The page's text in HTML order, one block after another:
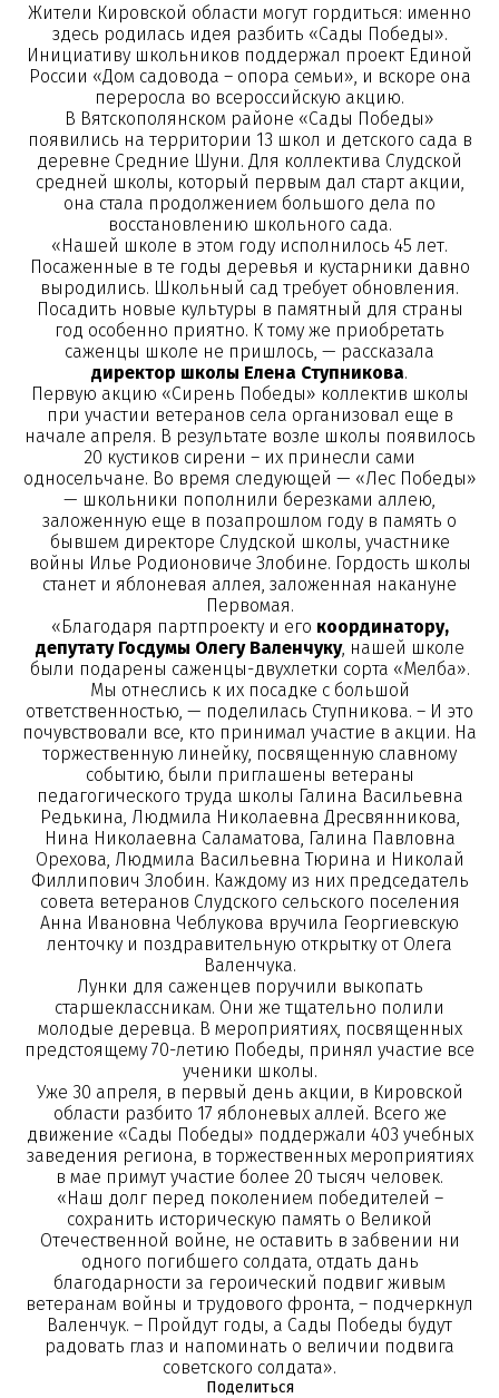
Жители Кировской области могут гордиться: именно
здесь родилась идея разбить «Сады Победы».
Инициативу школьников поддержал проект Единой
России «Дом садовода – опора семьи», и вскоре она
переросла во всероссийскую акцию.
В Вятскополянском районе «Сады Победы»
появились на территории 13 школ и детского сада в
деревне Средние Шуни. Для коллектива Слудской
средней школы, который первым дал старт акции,
она стала продолжением большого дела по
восстановлению школьного сада.
«Нашей школе в этом году исполнилось 45 лет.
Посаженные в те годы деревья и кустарники давно
выродились. Школьный сад требует обновления.
Посадить новые культуры в памятный для страны
год особенно приятно. К тому же приобретать
саженцы школе не пришлось, — рассказала
директор школы Елена Ступникова.
Первую акцию «Сирень Победы» коллектив школы
при участии ветеранов села организовал еще в
начале апреля. В результате возле школы появилось
20 кустиков сирени – их принесли сами
односельчане. Во время следующей — «Лес Победы»
— школьники пополнили березками аллею,
заложенную еще в позапрошлом году в память о
бывшем директоре Слудской школы, участнике
войны Илье Родионовиче Злобине. Гордость школы
станет и яблоневая аллея, заложенная накануне
Первомая.
«Благодаря партпроекту и его координатору,
депутату Госдумы Олегу Валенчуку, нашей школе
были подарены саженцы-двухлетки сорта «Мелба».
Мы отнеслись к их посадке с большой
ответственностью, — поделилась Ступникова. – И это
почувствовали все, кто принимал участие в акции. На
торжественную линейку, посвященную славному
событию, были приглашены ветераны
педагогического труда школы Галина Васильевна
Редькина, Людмила Николаевна Дресвянникова,
Нина Николаевна Саламатова, Галина Павловна
Орехова, Людмила Васильевна Тюрина и Николай
Филлипович Злобин. Каждому из них председатель
совета ветеранов Слудского сельского поселения
Анна Ивановна Чеблукова вручила Георгиевскую
ленточку и поздравительную открытку от Олега
Валенчука.
Лунки для саженцев поручили выкопать
старшеклассникам. Они же тщательно полили
молодые деревца. В мероприятиях, посвященных
предстоящему 70-летию Победы, принял участие все
ученики школы.
Уже 30 апреля, в первый день акции, в Кировской
области разбито 17 яблоневых аллей. Всего же
движение «Сады Победы» поддержали 403 учебных
заведения региона, в торжественных мероприятиях
в мае примут участие более 20 тысяч человек.
«Наш долг перед поколением победителей –
сохранить историческую память о Великой
Отечественной войне, не оставить в забвении ни
одного погибшего солдата, отдать дань
благодарности за героический подвиг живым
ветеранам войны и трудового фронта, – подчеркнул
Валенчук. – Пройдут годы, а Сады Победы будут
радовать глаз и напоминать о величии подвига
советского солдата».
Поделиться